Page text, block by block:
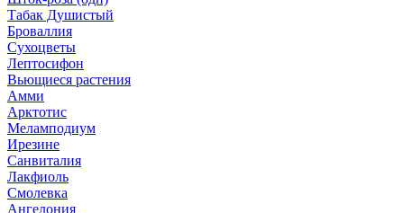
Табак Душистый
Броваллия
Сухоцветы
Лептосифон
Вьющиеся растения
Амми
Арктотис
Меламподиум
Ирезине
Санвиталия
Лакфиоль
Смолевка
Ангелония